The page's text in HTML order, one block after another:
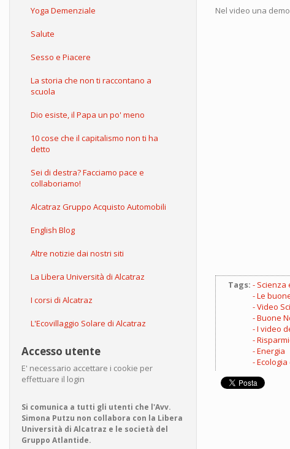
Yoga Demenziale
Salute
Sesso e Piacere
La storia che non ti raccontano a
scuola
Dio esiste, il Papa un po' meno
10 cose che il capitalismo non ti ha
detto
Sei di destra? Facciamo pace e
collaboriamo!
Alcatraz Gruppo Acquisto Automobili
English Blog
Altre notizie dai nostri siti
La Libera Università di Alcatraz
I corsi di Alcatraz
L'Ecovillaggio Solare di Alcatraz
Accesso utente
E' necessario accettare i cookie per
effettuare il login
Si comunica a tutti gli utenti che l'Avv.
Simona Putzu non collabora con la Libera
Università di Alcatraz e le società del
Gruppo Atlantide.
Nel video una
Tags:
Scienza
Le
Video
Buone
I video
Energia